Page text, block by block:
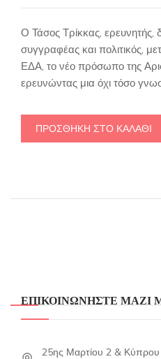
€20,00.είναι:
€10,00.
Ο Τάσος Τρίκκας, ερευνητής,
συγγραφέας και πολιτικός,
ΕΔΑ, το νέο πρόσωπο της
ερευνώντας μια όχι τόσο
ΠΡΟΣΘΉΚΗ ΣΤΟ ΚΑΛΆΘΙ
ΕΠΙΚΟΙΝΩΝΗΣΤΕ ΜΑΖΙ
25ης Μαρτίου 2 &